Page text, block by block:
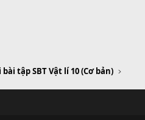
bài tập SBT Vật lí 10 (Cơ bản)